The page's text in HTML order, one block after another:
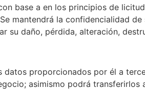
base a en los principios de
mantendrá la confidencialidad
su daño, pérdida, alteración,
proporcionados por él a
asimismo podrá